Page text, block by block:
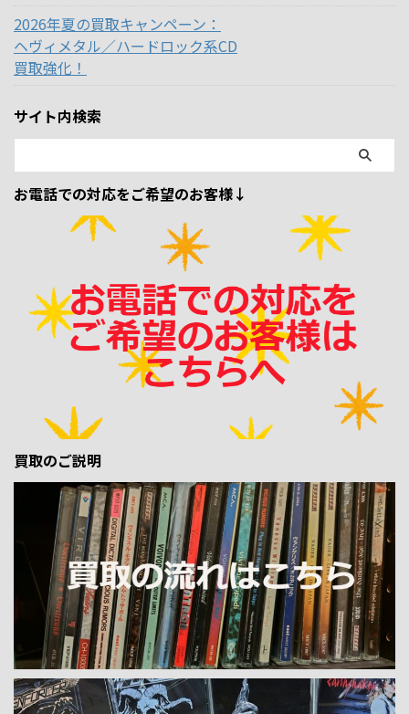
2026年夏の買取キャンペーン：
ヘヴィメタル／ハードロック系CD
買取強化！
サイト内検索
お電話での対応をご希望のお客様↓
買取のご説明